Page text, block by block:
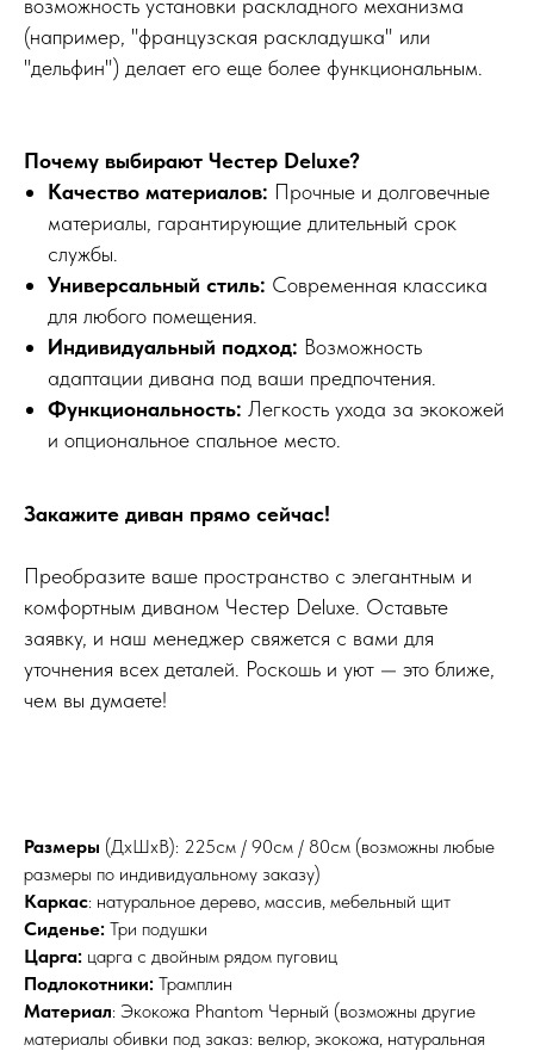
возможность установки раскладного механизма
(например, "французская раскладушка" или
"дельфин") делает его еще более функциональным.
Почему выбирают Честер Deluxe?
Качество материалов: Прочные и долговечные
материалы, гарантирующие длительный срок
службы.
Универсальный стиль: Современная классика
для любого помещения.
Индивидуальный подход: Возможность
адаптации дивана под ваши предпочтения.
Функциональность: Легкость ухода за экокожей
и опциональное спальное место.
Закажите диван прямо сейчас!
Преобразите ваше пространство с элегантным и
комфортным диваном Честер Deluxe. Оставьте
заявку, и наш менеджер свяжется с вами для
уточнения всех деталей. Роскошь и уют — это ближе,
чем вы думаете!
Размеры (ДхШхВ): 225см / 90см / 80см (возможны любые
размеры по индивидуальному заказу)
Каркас: натуральное дерево, массив, мебельный щит
Сиденье: Три подушки
Царга: царга с двойным рядом пуговиц
Подлокотники: Трамплин
Материал: Экокожа Phantom Черный (возможны другие
материалы обивки под заказ: велюр, экокожа, натуральная